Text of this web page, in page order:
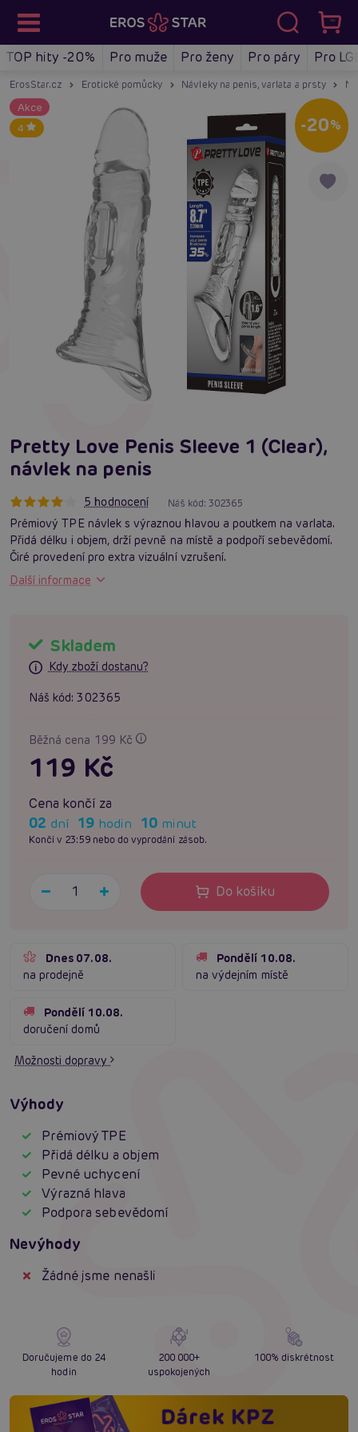
TOP hity -20% Pro muže Pro ženy Pro páry Pro
ErosStar.cz Erotické pomůcky Návleky na penis, varlata a prsty
Akce
4
-20%
Pretty Love Penis Sleeve 1 (Clear),
návlek na penis
5 hodnocení Náš kód:302365
Prémiový TPE návlek s výraznou hlavou a poutkem na varlata.
Přidá délku i objem, drží pevně na místě a podpoří sebevědomí.
Čiré provedení pro extra vizuální vzrušení.
Další informace
Skladem
Kdy zboží dostanu?
Náš kód: 302365
Běžná cena 199 Kč
119 Kč
Cena končí za
02 dní 19 hodin 10 minut
Končí v 23:59 nebo do vyprodání zásob.
Do košíku
Dnes 07.08.
na prodejně
Pondělí 10.08.
na výdejním místě
Pondělí 10.08.
doručení domů
Možnosti dopravy
Výhody
Prémiový TPE
Přidá délku a objem
Pevné uchycení
Výrazná hlava
Podpora sebevědomí
Nevýhody
Žádné jsme nenašli
Doručujeme do 24
hodin
200 000+
uspokojených
100% diskrétnost